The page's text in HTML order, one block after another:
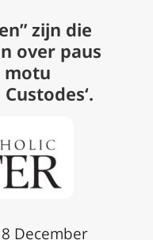
zijn die
over paus
motu
‘.
December